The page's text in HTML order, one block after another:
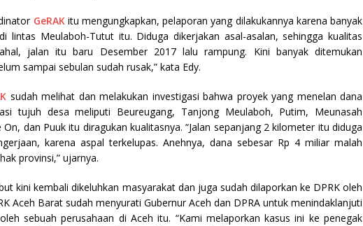
GeRAKitu mengungkapkan, pelaporan yang dilakukannya karena banyak
lintas Meulaboh-Tutut itu. Diduga dikerjakan asal-asalan, sehingga kualitas
jalan itu baru Desember 2017 lalu rampung. Kini banyak ditemukan
sampai sebulan sudah rusak,” kata Edy.
sudah melihat dan melakukan investigasi bahwa proyek yang menelan dana
tujuh desa meliputi Beureugang, Tanjong Meulaboh, Putim, Meunasah
dan Puuk itu diragukan kualitasnya. “Jalan sepanjang 2 kilometer itu diduga
karena aspal terkelupas. Anehnya, dana sebesar Rp 4 miliar malah
provinsi,” ujarnya.
kini kembali dikeluhkan masyarakat dan juga sudah dilaporkan ke DPRK oleh
Aceh Barat sudah menyurati Gubernur Aceh dan DPRA untuk menindaklanjuti
sebuah perusahaan di Aceh itu. “Kami melaporkan kasus ini ke penegak